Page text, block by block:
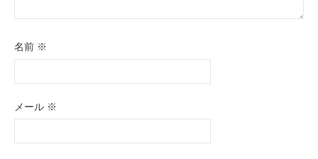
名前 ※
メール ※